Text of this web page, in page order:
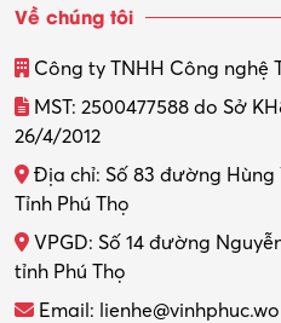
Về chúng tôi
Công ty TNHH Công nghệ
MST: 2500477588 do Sở
26/4/2012
Địa chỉ: Số 83 đường Hùng
Tỉnh Phú Thọ
VPGD: Số 14 đường
tỉnh Phú Thọ
Email: